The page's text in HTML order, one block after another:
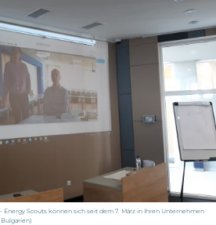
Scouts können sich seit dem 7. März in Ihren Unternehmen